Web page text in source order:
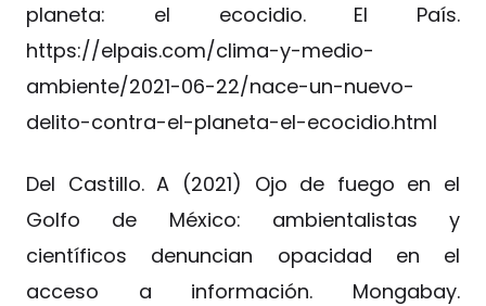
planeta: el ecocidio. El País.
https://elpais.com/clima-y-medio-
ambiente/2021-06-22/nace-un-nuevo-
delito-contra-el-planeta-el-ecocidio.html
Del Castillo. A (2021) Ojo de fuego en el
Golfo de México: ambientalistas y
científicos denuncian opacidad en el
acceso a información. Mongabay.